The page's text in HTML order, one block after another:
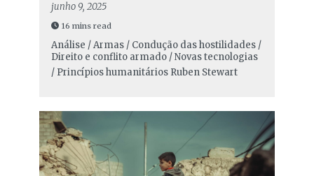
junho 9, 2025
16 mins read
Análise / Armas / Condução das hostilidades /
Direito e conflito armado / Novas tecnologias
/ Princípios humanitários Ruben Stewart